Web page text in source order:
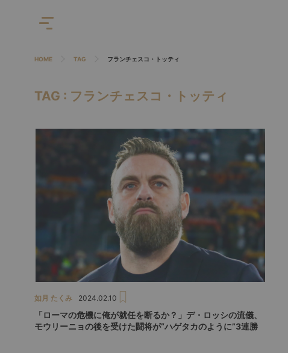
HOME TAG フランチェスコ・トッティ
TAG : フランチェスコ・トッティ
如月 たくみ 2024.02.10
「ローマの危機に俺が就任を断るか？」デ・ロッシの流儀、
モウリーニョの後を受けた闘将が“ハゲタカのように”3連勝